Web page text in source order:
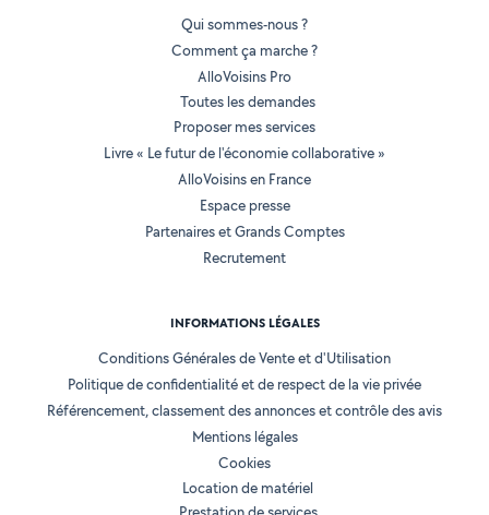
Qui sommes-nous ?
Comment ça marche ?
AlloVoisins Pro
Toutes les demandes
Proposer mes services
Livre « Le futur de l'économie collaborative »
AlloVoisins en France
Espace presse
Partenaires et Grands Comptes
Recrutement
INFORMATIONS LÉGALES
Conditions Générales de Vente et d'Utilisation
Politique de confidentialité et de respect de la vie privée
Référencement, classement des annonces et contrôle des avis
Mentions légales
Cookies
Location de matériel